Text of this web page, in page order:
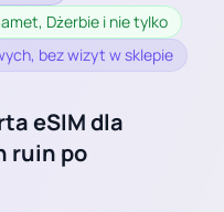
Dżerbie i nie tylko
bez wizyt w sklepie
eSIM dla
ruin po